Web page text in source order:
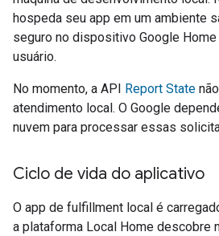
hospeda seu app em um ambiente
seguro no dispositivo Google
usuário.
No momento, a API Report State
atendimento local. O Google
nuvem para processar essas
Ciclo de vida do aplicativo
O app de fulfillment local é
a plataforma Local Home descobre